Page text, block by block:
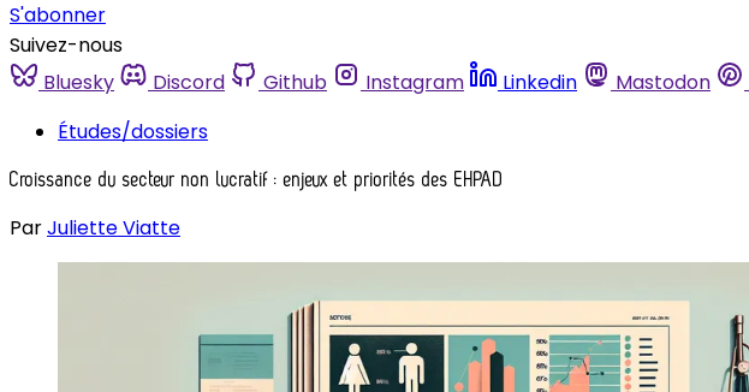
S'abonner
Suivez-nous
Bluesky
Discord Github Instagram Linkedin Mastodon
Études/dossiers
Croissance du secteur non lucratif : enjeux et priorités des EHPAD
ParJuliette Viatte